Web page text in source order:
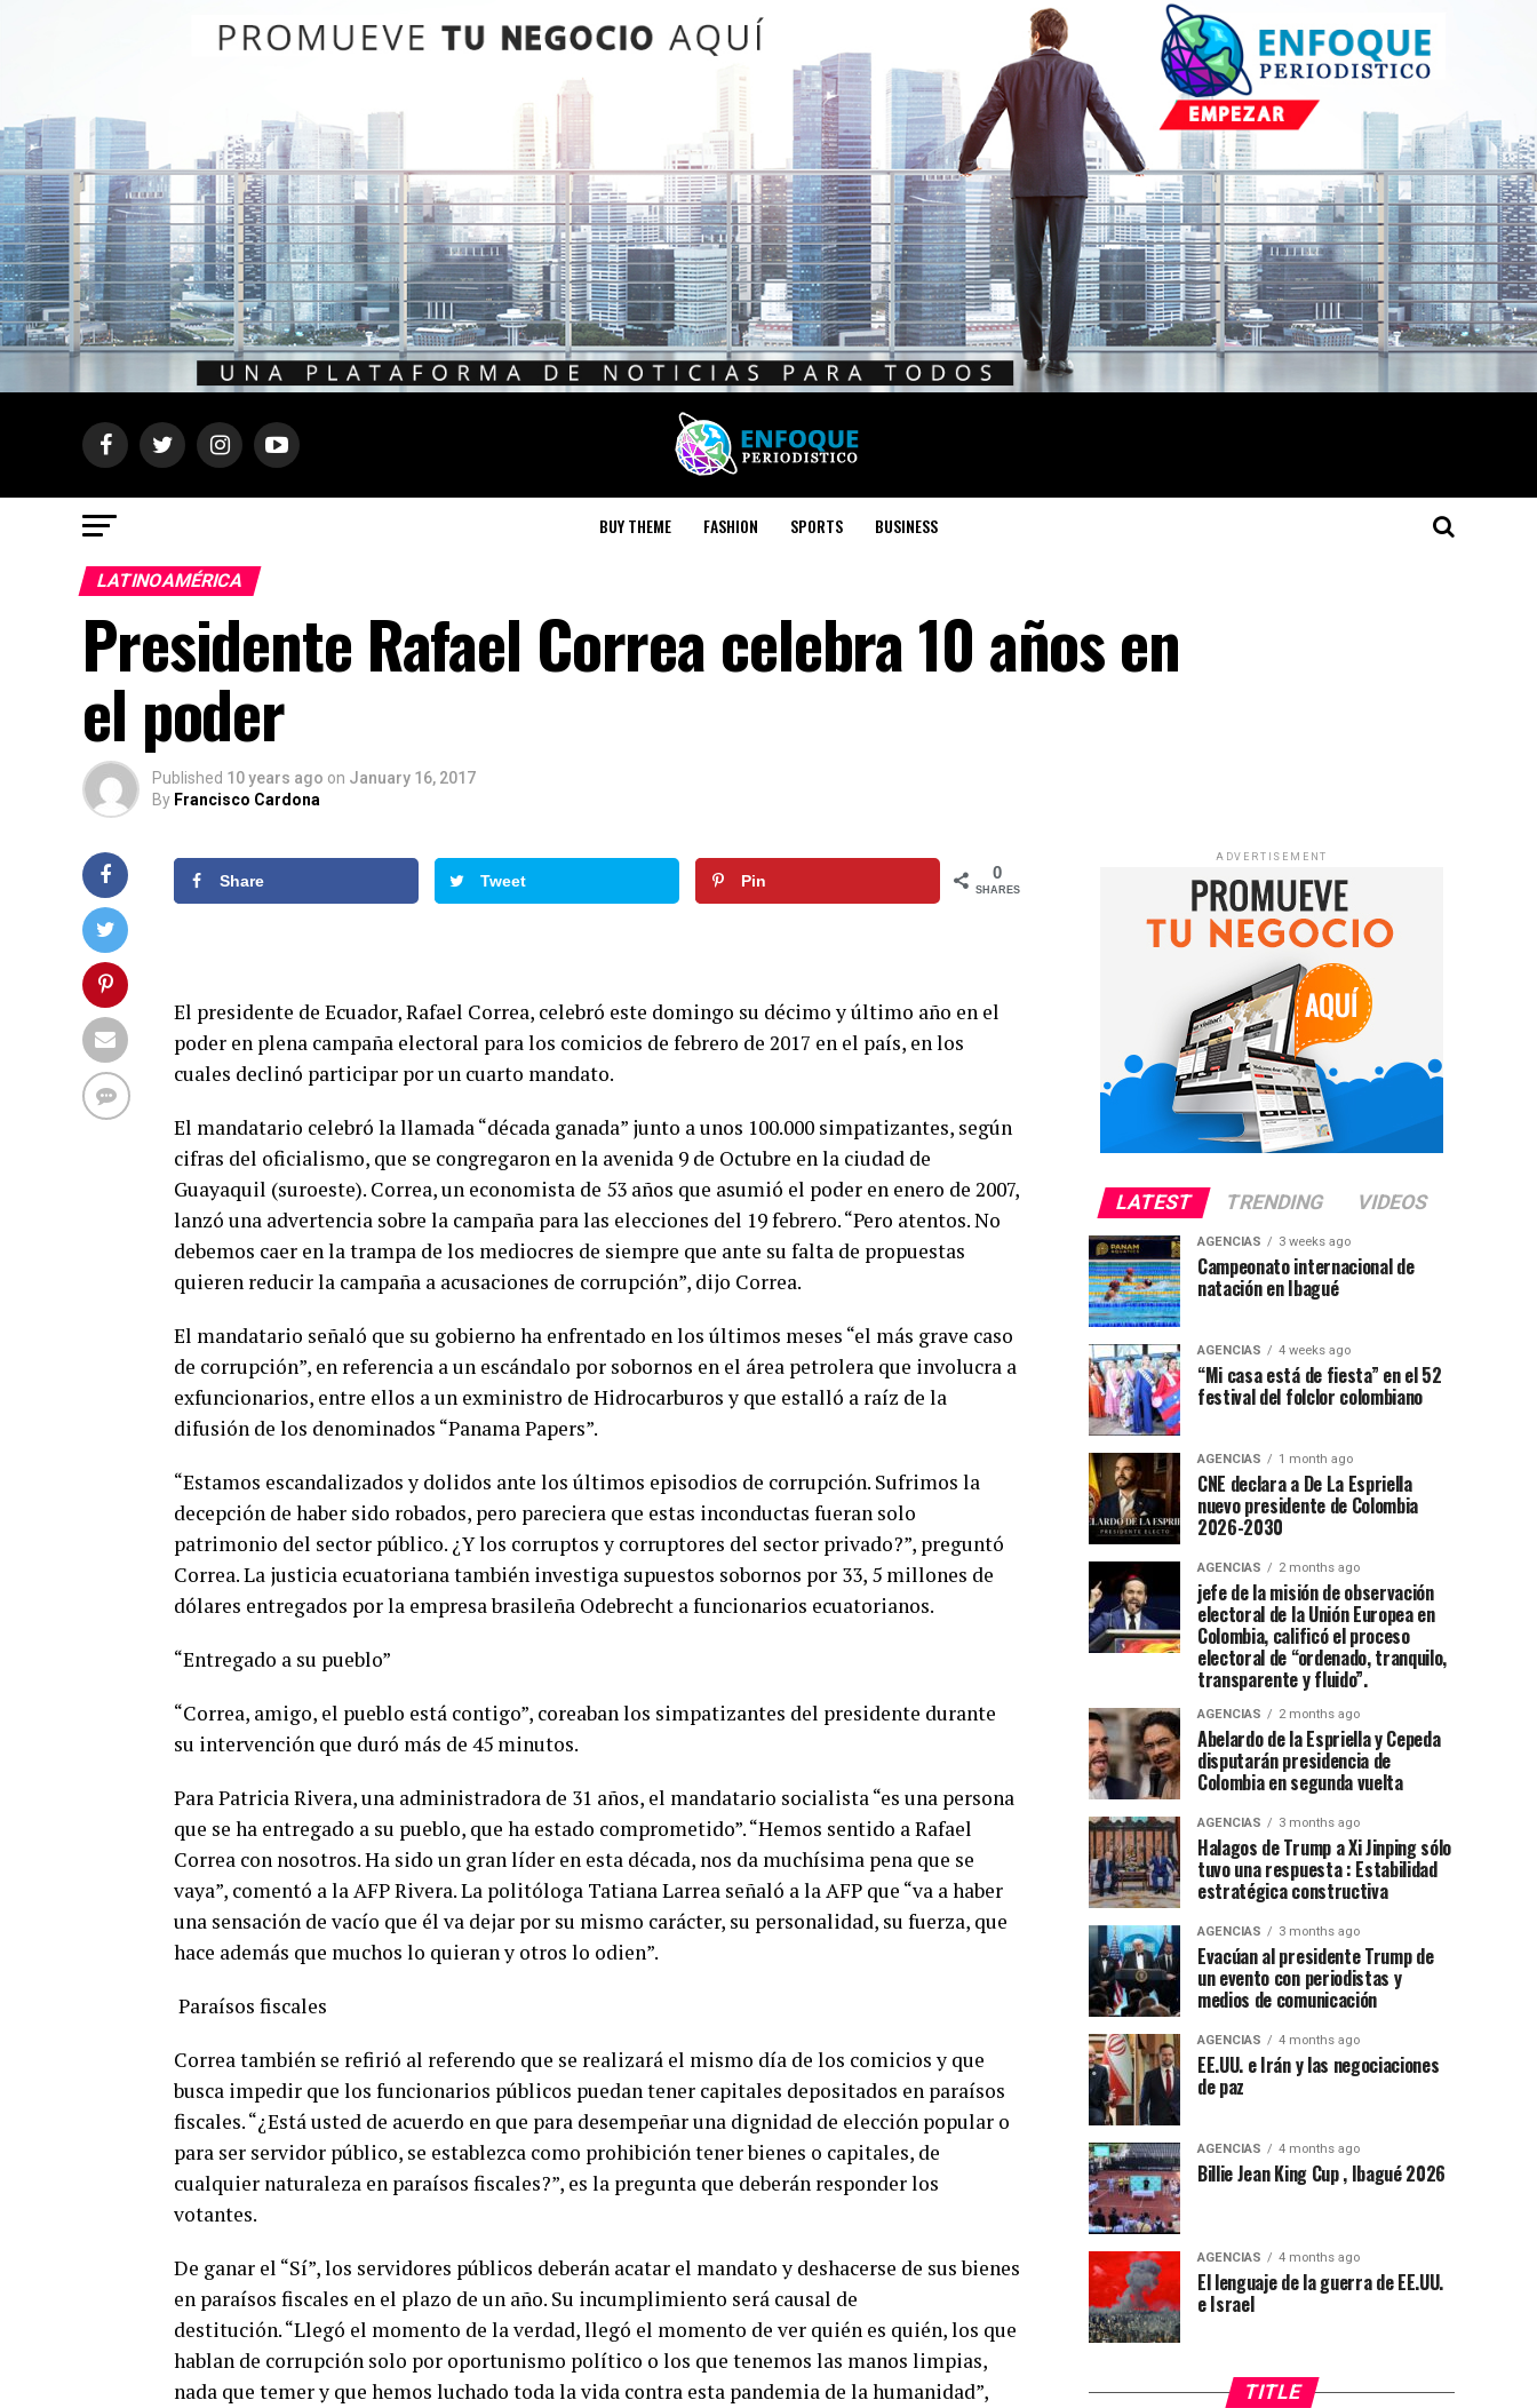
BUY THEME FASHION SPORTS BUSINESS
LATINOAMÉRICA
Presidente Rafael Correa celebra 10 años en
el poder
Published 10 years ago on January 16, 2017
By Francisco Cardona
Share Tweet Pin 0
SHARES
El presidente de Ecuador, Rafael Correa, celebró este domingo su décimo y último año en el
poder en plena campaña electoral para los comicios de febrero de 2017 en el país, en los
cuales declinó participar por un cuarto mandato.
El mandatario celebró la llamada “década ganada” junto a unos 100.000 simpatizantes, según
cifras del oficialismo, que se congregaron en la avenida 9 de Octubre en la ciudad de
Guayaquil (suroeste). Correa, un economista de 53 años que asumió el poder en enero de 2007,
lanzó una advertencia sobre la campaña para las elecciones del 19 febrero. “Pero atentos. No
debemos caer en la trampa de los mediocres de siempre que ante su falta de propuestas
quieren reducir la campaña a acusaciones de corrupción”, dijo Correa.
El mandatario señaló que su gobierno ha enfrentado en los últimos meses “el más grave caso
de corrupción”, en referencia a un escándalo por sobornos en el área petrolera que involucra a
exfuncionarios, entre ellos a un exministro de Hidrocarburos y que estalló a raíz de la
difusión de los denominados “Panama Papers”.
“Estamos escandalizados y dolidos ante los últimos episodios de corrupción. Sufrimos la
decepción de haber sido robados, pero pareciera que estas inconductas fueran solo
patrimonio del sector público. ¿Y los corruptos y corruptores del sector privado?”, preguntó
Correa. La justicia ecuatoriana también investiga supuestos sobornos por 33, 5 millones de
dólares entregados por la empresa brasileña Odebrecht a funcionarios ecuatorianos.
“Entregado a su pueblo”
“Correa, amigo, el pueblo está contigo”, coreaban los simpatizantes del presidente durante
su intervención que duró más de 45 minutos.
Para Patricia Rivera, una administradora de 31 años, el mandatario socialista “es una persona
que se ha entregado a su pueblo, que ha estado comprometido”. “Hemos sentido a Rafael
Correa con nosotros. Ha sido un gran líder en esta década, nos da muchísima pena que se
vaya”, comentó a la AFP Rivera. La politóloga Tatiana Larrea señaló a la AFP que “va a haber
una sensación de vacío que él va dejar por su mismo carácter, su personalidad, su fuerza, que
hace además que muchos lo quieran y otros lo odien”.
Paraísos fiscales
Correa también se refirió al referendo que se realizará el mismo día de los comicios y que
busca impedir que los funcionarios públicos puedan tener capitales depositados en paraísos
fiscales. “¿Está usted de acuerdo en que para desempeñar una dignidad de elección popular o
para ser servidor público, se establezca como prohibición tener bienes o capitales, de
cualquier naturaleza en paraísos fiscales?”, es la pregunta que deberán responder los
votantes.
De ganar el “Sí”, los servidores públicos deberán acatar el mandato y deshacerse de sus bienes
en paraísos fiscales en el plazo de un año. Su incumplimiento será causal de
destitución. “Llegó el momento de la verdad, llegó el momento de ver quién es quién, los que
hablan de corrupción solo por oportunismo político o los que tenemos las manos limpias,
nada que temer y que hemos luchado toda la vida contra esta pandemia de la humanidad”,
ADVERTISEMENT
LATEST TRENDING VIDEOS
AGENCIAS 3 weeks ago
Campeonato internacional de
natación en Ibagué
AGENCIAS 4 weeks ago
“Mi casa está de fiesta” en el 52
festival del folclor colombiano
AGENCIAS 1 month ago
CNE declara a De La Espriella
nuevo presidente de Colombia
2026-2030
AGENCIAS 2 months ago
jefe de la misión de observación
electoral de la Unión Europea en
Colombia, calificó el proceso
electoral de “ordenado, tranquilo,
transparente y fluido”.
AGENCIAS 2 months ago
Abelardo de la Espriella y Cepeda
disputarán presidencia de
Colombia en segunda vuelta
AGENCIAS 3 months ago
Halagos de Trump a Xi Jinping sólo
tuvo una respuesta : Estabilidad
estratégica constructiva
AGENCIAS 3 months ago
Evacúan al presidente Trump de
un evento con periodistas y
medios de comunicación
AGENCIAS 4 months ago
EE.UU. e Irán y las negociaciones
de paz
AGENCIAS 4 months ago
Billie Jean King Cup , Ibagué 2026
AGENCIAS 4 months ago
El lenguaje de la guerra de EE.UU.
e Israel
TITLE